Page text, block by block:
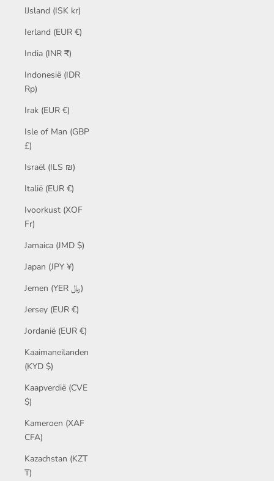
IJsland (ISK kr)
Ierland (EUR €)
India (INR ₹)
Indonesië (IDR
Rp)
Irak (EUR €)
Isle of Man (GBP
£)
Israël (ILS ₪)
Italië (EUR €)
Ivoorkust (XOF
Fr)
Jamaica (JMD $)
Japan (JPY ¥)
Jemen (YER ﷼)
Jersey (EUR €)
Jordanië (EUR €)
Kaaimaneilanden
(KYD $)
Kaapverdië (CVE
$)
Kameroen (XAF
CFA)
Kazachstan (KZT
₸)